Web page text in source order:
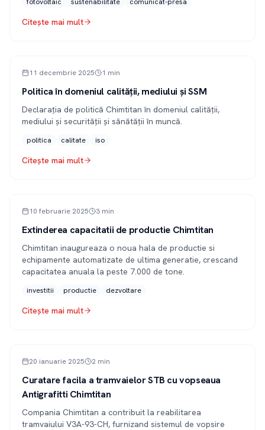
Citește mai mult
PRESĂ
11 decembrie 2025 1 min
Politica în domeniul calității, mediului și SSM
Declarația de politică Chimtitan în domeniul calității,
mediului și securității și sănătății în muncă.
politica calitate iso
Citește mai mult
ARTICOL
10 februarie 2025 3 min
Extinderea capacitatii de productie Chimtitan
Chimtitan inaugureaza o noua hala de productie si
echipamente automatizate de ultima generatie, crescand
capacitatea anuala la peste 7.000 de tone.
investitii productie dezvoltare
Citește mai mult
ARTICOL
20 ianuarie 2025 2 min
Curatare facila a tramvaielor STB cu vopseaua
Antigrafitti Chimtitan
Compania Chimtitan a contribuit la reabilitarea
tramvaiului V3A-93-CH, furnizand sistemul de vopsire